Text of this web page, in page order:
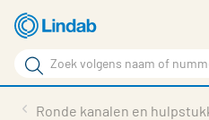
naar
hoofdinhoud
Zoek
Zoek
Ronde kanalen en